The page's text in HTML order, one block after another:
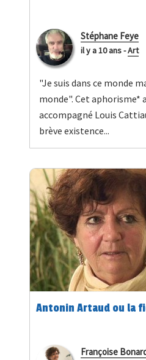
Stéphane Feye
il y a 10 ans-Art
"Je suis dans ce monde
monde". Cet aphorisme*
accompagné Louis
brève existence...
Antonin Artaud ou la
Françoise